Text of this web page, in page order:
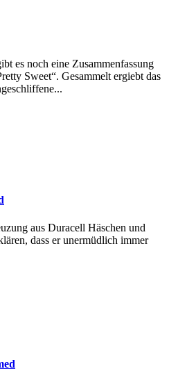
es noch eine Zusammenfassung
Sweet“. Gesammelt ergiebt das
aus Duracell Häschen und
dass er unermüdlich immer